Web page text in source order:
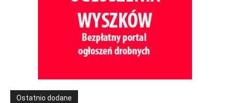
Ostatnio dodane